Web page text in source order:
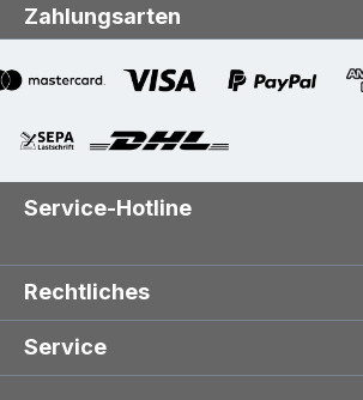
Zahlungsarten
Service-Hotline
Rechtliches
Service